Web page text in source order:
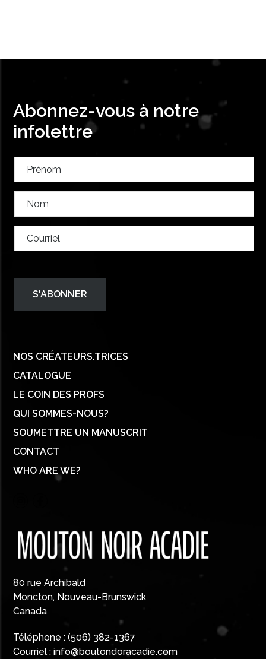
Abonnez-vous à notre
infolettre
NOS CRÉATEURS.TRICES
CATALOGUE
LE COIN DES PROFS
QUI SOMMES-NOUS?
SOUMETTRE UN MANUSCRIT
CONTACT
WHO ARE WE?
80 rue Archibald
Moncton, Nouveau-Brunswick
Canada
Téléphone :(506) 382-1367
Courriel :info@boutondoracadie.com